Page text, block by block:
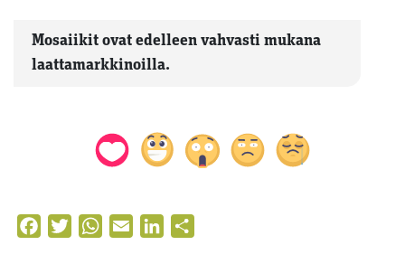
Mosaiikit ovat edelleen vahvasti mukana
laattamarkkinoilla.
FacebookTwitterWhatsApp
Email LinkedIn